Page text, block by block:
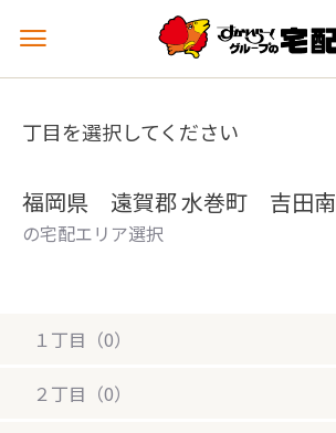
メ
ュ
を
丁目を選択してください
福岡県 遠賀郡 水巻町 吉田南
の宅配エリア選択
１丁目（0）
２丁目（0）